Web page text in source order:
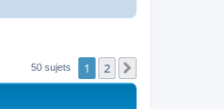
50 sujets 1 2